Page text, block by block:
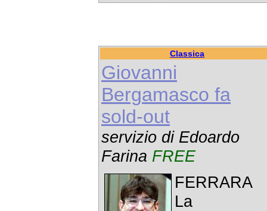
Classica
Giovanni
Bergamasco fa
sold-out
servizio di Edoardo
Farina FREE
FERRARA
La